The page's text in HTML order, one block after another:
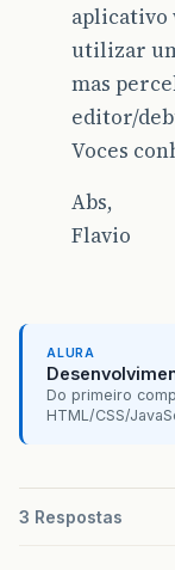
aplicativo
utilizar
mas
editor/
Voces
Abs,
Flavio
ALURA
Do primeiro
HTML/CSS/
3 Respostas